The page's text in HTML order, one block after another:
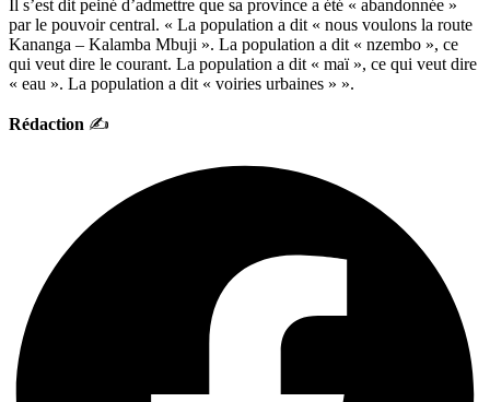
Il s’est dit peiné d’admettre que sa province a été « abandonnée »
par le pouvoir central. « La population a dit « nous voulons la route
Kananga – Kalamba Mbuji ». La population a dit « nzembo », ce
qui veut dire le courant. La population a dit « maï », ce qui veut dire
« eau ». La population a dit « voiries urbaines » ».
Rédaction ✍️